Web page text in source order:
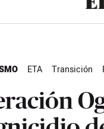
ETA Transición